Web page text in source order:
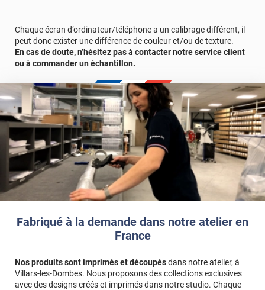
Fabriqué à la demande dans notre atelier en
France
Nos produits sont imprimés et découpésdans notre atelier, à
Villars-les-Dombes. Nous proposons des collections exclusives
avec des designs créés et imprimés dans notre studio. Chaque
Chaque écran d’ordinateur/téléphone a un calibrage différent, il
peut donc exister une différence de couleur et/ou de texture.
En cas de doute, n’hésitez pas à contacter notre service client
ou à commander un échantillon.